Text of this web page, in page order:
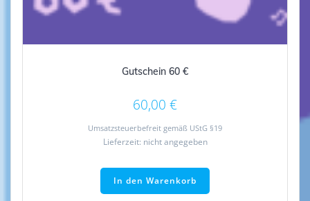
Gutschein 60 €
60,00 €
Umsatzsteuerbefreit gemäß UStG §19
Lieferzeit: nicht angegeben
In den Warenkorb